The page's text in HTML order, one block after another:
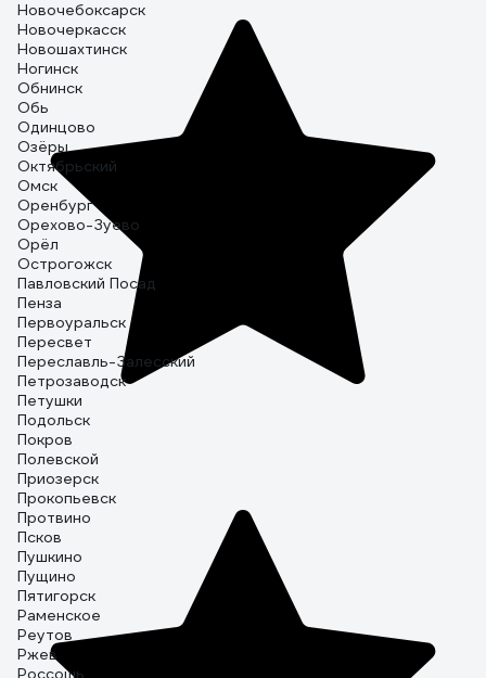
Новочебоксарск
Новочеркасск
Новошахтинск
Ногинск
Обнинск
Обь
Одинцово
Озёры
Октябрьский
Омск
Оренбург
Орехово-Зуево
Орёл
Острогожск
Павловский Посад
Пенза
Первоуральск
Пересвет
Переславль-Залесский
Петрозаводск
Петушки
Подольск
Покров
Полевской
Приозерск
Прокопьевск
Протвино
Псков
Пушкино
Пущино
Пятигорск
Раменское
Реутов
Ржев
Россошь